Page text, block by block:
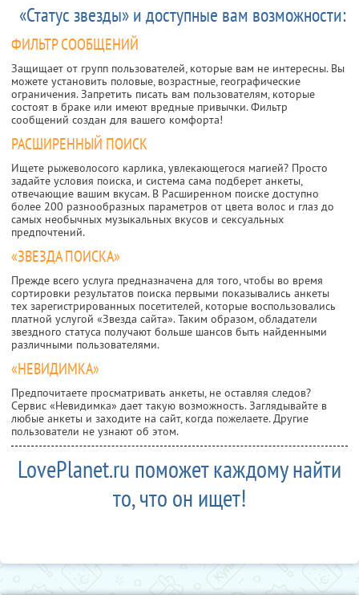
«Статус звезды» и доступные вам возможности:
ФИЛЬТР СООБЩЕНИЙ
Защищает от групп пользователей, которые вам не интересны. Вы
можете установить половые, возрастные, географические
ограничения. Запретить писать вам пользователям, которые
состоят в браке или имеют вредные привычки. Фильтр
сообщений создан для вашего комфорта!
РАСШИРЕННЫЙ ПОИСК
Ищете рыжеволосого карлика, увлекающегося магией? Просто
задайте условия поиска, и система сама подберет анкеты,
отвечающие вашим вкусам. В Расширенном поиске доступно
более 200 разнообразных параметров от цвета волос и глаз до
самых необычных музыкальных вкусов и сексуальных
предпочтений.
«ЗВЕЗДА ПОИСКА»
Прежде всего услуга предназначена для того, чтобы во время
сортировки результатов поиска первыми показывались анкеты
тех зарегистрированных посетителей, которые воспользовались
платной услугой «Звезда сайта». Таким образом, обладатели
звездного статуса получают больше шансов быть найденными
различными пользователями.
«НЕВИДИМКА»
Предпочитаете просматривать анкеты, не оставляя следов?
Сервис «Невидимка» дает такую возможность. Заглядывайте в
любые анкеты и заходите на сайт, когда пожелаете. Другие
пользователи не узнают об этом.
LovePlanet.ru поможет каждому найти
то, что он ищет!